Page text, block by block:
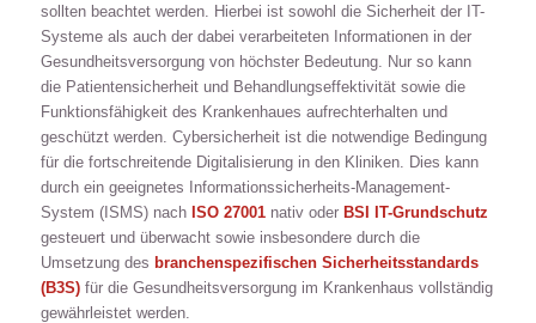
sollten beachtet werden. Hierbei ist sowohl die Sicherheit der IT-
Systeme als auch der dabei verarbeiteten Informationen in der
Gesundheitsversorgung von höchster Bedeutung. Nur so kann
die Patientensicherheit und Behandlungseffektivität sowie die
Funktionsfähigkeit des Krankenhaues aufrechterhalten und
geschützt werden. Cybersicherheit ist die notwendige Bedingung
für die fortschreitende Digitalisierung in den Kliniken. Dies kann
durch ein geeignetes Informationssicherheits-Management-
System (ISMS) nach ISO 27001nativ oder BSI IT-Grundschutz
gesteuert und überwacht sowie insbesondere durch die
Umsetzung des branchenspezifischen Sicherheitsstandards
(B3S)für die Gesundheitsversorgung im Krankenhaus vollständig
gewährleistet werden.